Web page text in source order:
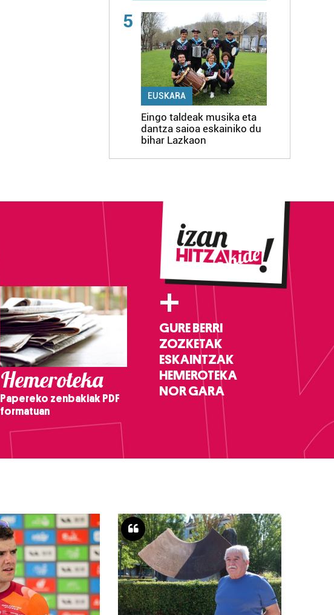
5
EUSKARA
Eingo taldeak musika eta
dantza saioa eskainiko du
bihar Lazkaon
Hemeroteka
Papereko zenbakiak PDF
formatuan
+
GURE BERRI
ZOZKETAK
ESKAINTZAK
HEMEROTEKA
NOR GARA